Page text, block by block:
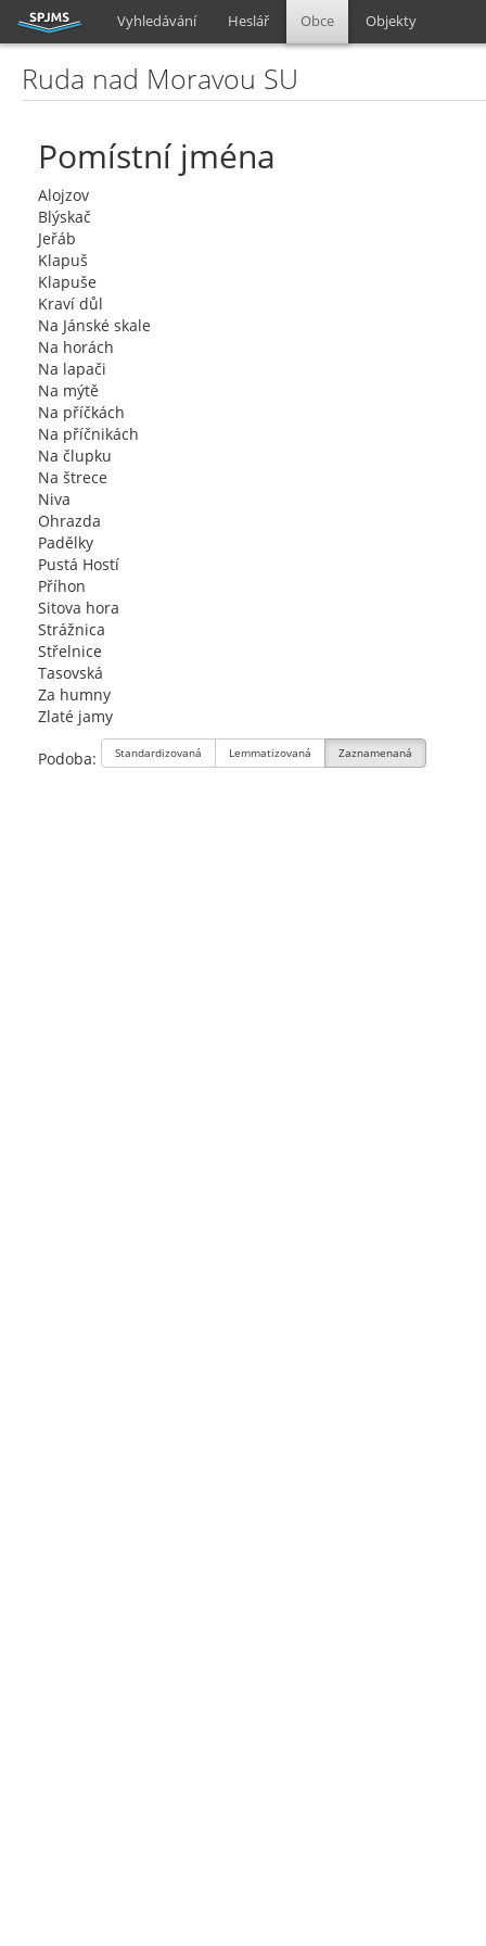
Vyhledávání Heslář Obce Objekty
Ruda nad Moravou SU
Pomístní jména
Alojzov
Blýskač
Jeřáb
Klapuš
Klapuše
Kraví důl
Na Jánské skale
Na horách
Na lapači
Na mýtě
Na příčkách
Na příčnikách
Na člupku
Na štrece
Niva
Ohrazda
Padělky
Pustá Hostí
Příhon
Sitova hora
Strážnica
Střelnice
Tasovská
Za humny
Zlaté jamy
Podoba: Standardizovaná Lemmatizovaná Zaznamenaná